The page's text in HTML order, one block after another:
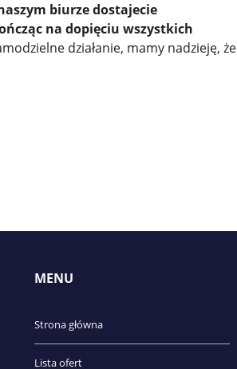
biurze dostajecie
na dopięciu wszystkich
działanie, mamy nadzieję, że
MENU
Strona główna
Lista ofert